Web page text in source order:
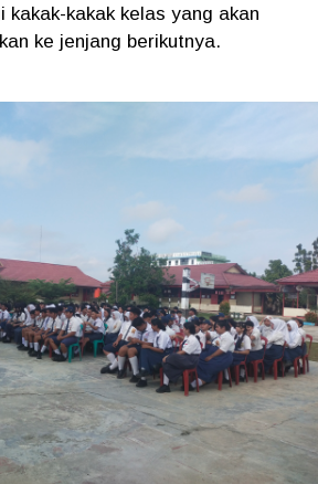
kakak-kakak kelas yang akan
ke jenjang berikutnya.